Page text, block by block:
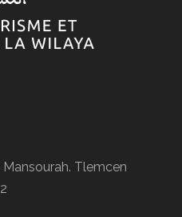
Tlemcen
Tlemcen